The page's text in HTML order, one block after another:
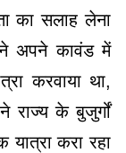
का सलाह लेना
अपने कावंड में
करवाया था,
के बुजुर्गों
यात्रा करा रहा